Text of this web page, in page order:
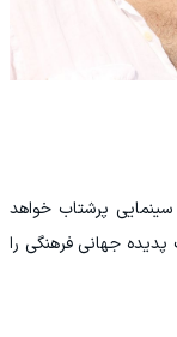
پرشتاب خواهد
و خشمگین» محصول ۲۰۰۱ که یک پدیده جهانی فرهنگی را